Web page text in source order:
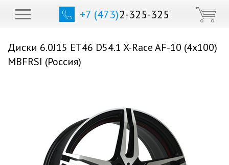
+7 (473)2-325-325
Диски 6.0J15 ET46 D54.1 X-Race AF-10 (4x100)
MBFRSI (Россия)